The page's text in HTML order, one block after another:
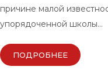
причине малой
упорядоченной школы…
ПОДРОБНЕЕ